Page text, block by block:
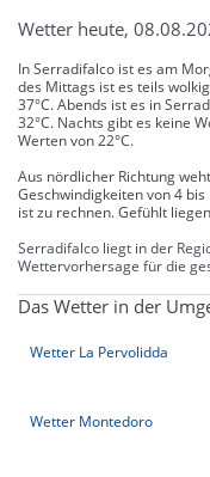
Wetter heute,
In Serradifalco ist es am
des Mittags ist es teils
37°C. Abends ist es in
32°C. Nachts gibt es keine
Werten von 22°C.
Aus nördlicher Richtung
Geschwindigkeiten von 4
ist zu rechnen. Gefühlt
Serradifalco liegt in der
Wettervorhersage für die
Das Wetter in der
Wetter La Pervolidda
Wetter Montedoro